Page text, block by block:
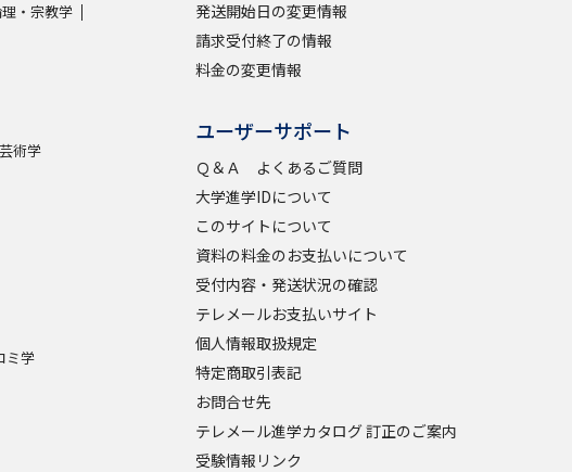
・宗教学
術学
ミ学
発送開始日の変更情報
請求受付終了の情報
料金の変更情報
ユーザーサポート
Ｑ＆Ａ よくあるご質問
大学進学IDについて
このサイトについて
資料の料金のお支払いについて
受付内容・発送状況の確認
テレメールお支払いサイト
個人情報取扱規定
特定商取引表記
お問合せ先
テレメール進学カタログ 訂正のご案内
受験情報リンク